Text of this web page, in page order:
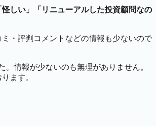
しい」「リニューアルした投資顧問なの
・評判コメントなどの情報も少ないので
情報が少ないのも無理がありません。
ます。